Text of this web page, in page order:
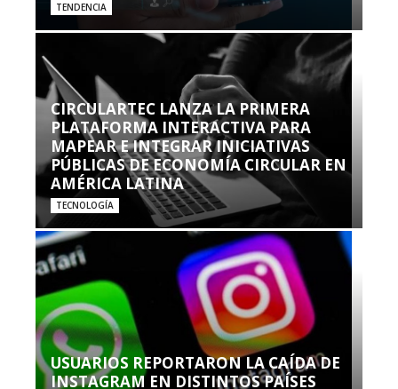
TENDENCIA
CIRCULARTEC LANZA LA PRIMERA
PLATAFORMA INTERACTIVA PARA
MAPEAR E INTEGRAR INICIATIVAS
PÚBLICAS DE ECONOMÍA CIRCULAR EN
AMÉRICA LATINA
TECNOLOGÍA
USUARIOS REPORTARON LA CAÍDA DE
INSTAGRAM EN DISTINTOS PAÍSES